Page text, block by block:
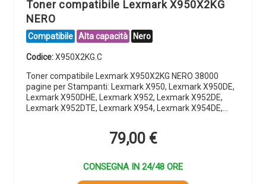
Toner compatibile Lexmark X950X2KG
NERO
Compatibile Alta capacità Nero
Codice:X950X2KG.C
Toner compatibile Lexmark X950X2KG NERO 38000
pagine per Stampanti: Lexmark X950, Lexmark X950DE,
Lexmark X950DHE, Lexmark X952, Lexmark X952DE,
Lexmark X952DTE, Lexmark X954, Lexmark X954DE,…
79,00 €
CONSEGNA IN 24/48 ORE